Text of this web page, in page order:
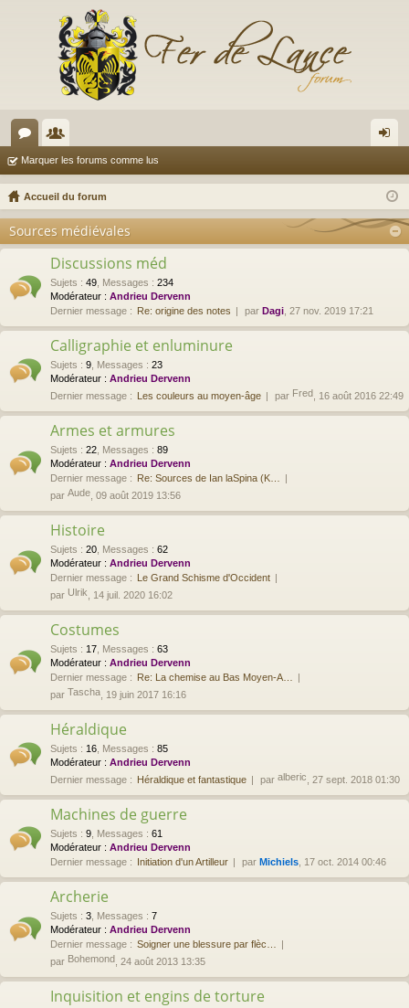
or
u
s
e
m
es
ne
on
Marquer les forums comme lus
Accueil du forum
Sources médiévales
Discussions méd
Sujets : 49 Messages : 234
Modérateur : Andrieu Dervenn
Dernier message : Re: origine des notes par Dagi , 27 nov. 2019 17:21
Calligraphie et enluminure
Sujets : 9 Messages : 23
Modérateur : Andrieu Dervenn
Dernier message : Les couleurs au moyen-âge par Fred , 16 août 2016 22:49
Armes et armures
Sujets : 22 Messages : 89
Modérateur : Andrieu Dervenn
Dernier message : Re: Sources de Ian laSpina (K…
par Aude , 09 août 2019 13:56
Histoire
Sujets : 20 Messages : 62
Modérateur : Andrieu Dervenn
Dernier message : Le Grand Schisme d'Occident
par Ulrik , 14 juil. 2020 16:02
Costumes
Sujets : 17 Messages : 63
Modérateur : Andrieu Dervenn
Dernier message : Re: La chemise au Bas Moyen-A…
par Tascha , 19 juin 2017 16:16
Héraldique
Sujets : 16 Messages : 85
Modérateur : Andrieu Dervenn
Dernier message : Héraldique et fantastique par alberic , 27 sept. 2018 01:30
Machines de guerre
Sujets : 9 Messages : 61
Modérateur : Andrieu Dervenn
Dernier message : Initiation d'un Artilleur par Michiels , 17 oct. 2014 00:46
Archerie
Sujets : 3 Messages : 7
Modérateur : Andrieu Dervenn
Dernier message : Soigner une blessure par flèc…
par Bohemond , 24 août 2013 13:35
Inquisition et engins de torture